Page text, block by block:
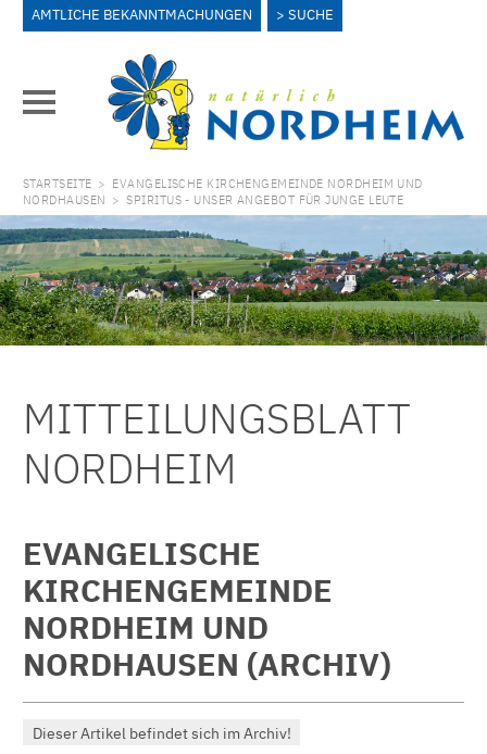
AMTLICHE BEKANNTMACHUNGEN SUCHE
STARTSEITE > EVANGELISCHE KIRCHENGEMEINDE NORDHEIM UND
NORDHAUSEN > SPIRITUS - UNSER ANGEBOT FÜR JUNGE LEUTE
MITTEILUNGSBLATT
NORDHEIM
EVANGELISCHE
KIRCHENGEMEINDE
NORDHEIM UND
NORDHAUSEN (ARCHIV)
Dieser Artikel befindet sich im Archiv!